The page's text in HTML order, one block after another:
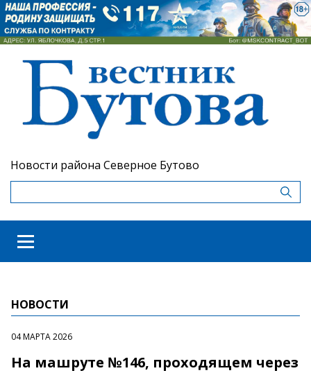
Новости района Северное Бутово
НОВОСТИ
04 МАРТА 2026
На машруте №146, проходящем через